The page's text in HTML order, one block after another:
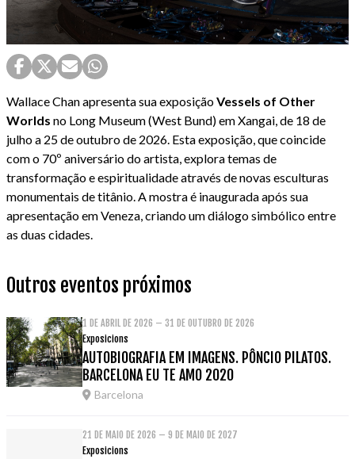
Wallace Chan apresenta sua exposiçãoVessels of Other
Worlds no Long Museum (West Bund) em Xangai, de 18 de
julho a 25 de outubro de 2026. Esta exposição, que coincide
com o 70º aniversário do artista, explora temas de
transformação e espiritualidade através de novas esculturas
monumentais de titânio. A mostra é inaugurada após sua
apresentação em Veneza, criando um diálogo simbólico entre
as duas cidades.
Outros eventos próximos
1 DE ABRIL DE 2026 – 31 DE OUTUBRO DE 2026
Exposicions
AUTOBIOGRAFIA EM IMAGENS. PÔNCIO PILATOS.
BARCELONA EU TE AMO 2020
Barcelona
21 DE MAIO DE 2026 – 9 DE MAIO DE 2027
Exposicions